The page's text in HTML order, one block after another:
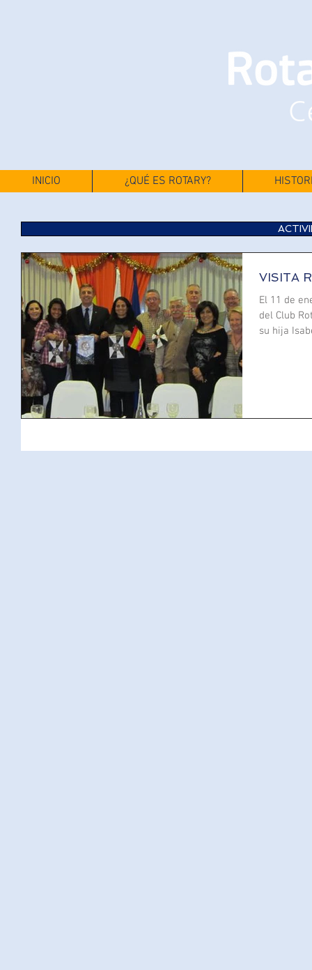
INICIO ¿QUÉ ES ROTARY?
VISITA
El 11 de
del Club
su hija